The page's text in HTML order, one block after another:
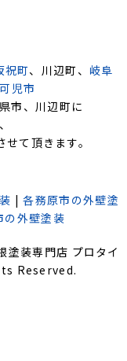
祝町、川辺町、 岐阜
可児市
市、川辺町に
て頂きます。
|各務原市の外壁塗
の外壁塗装
塗装専門店 プロタイ
Reserved.